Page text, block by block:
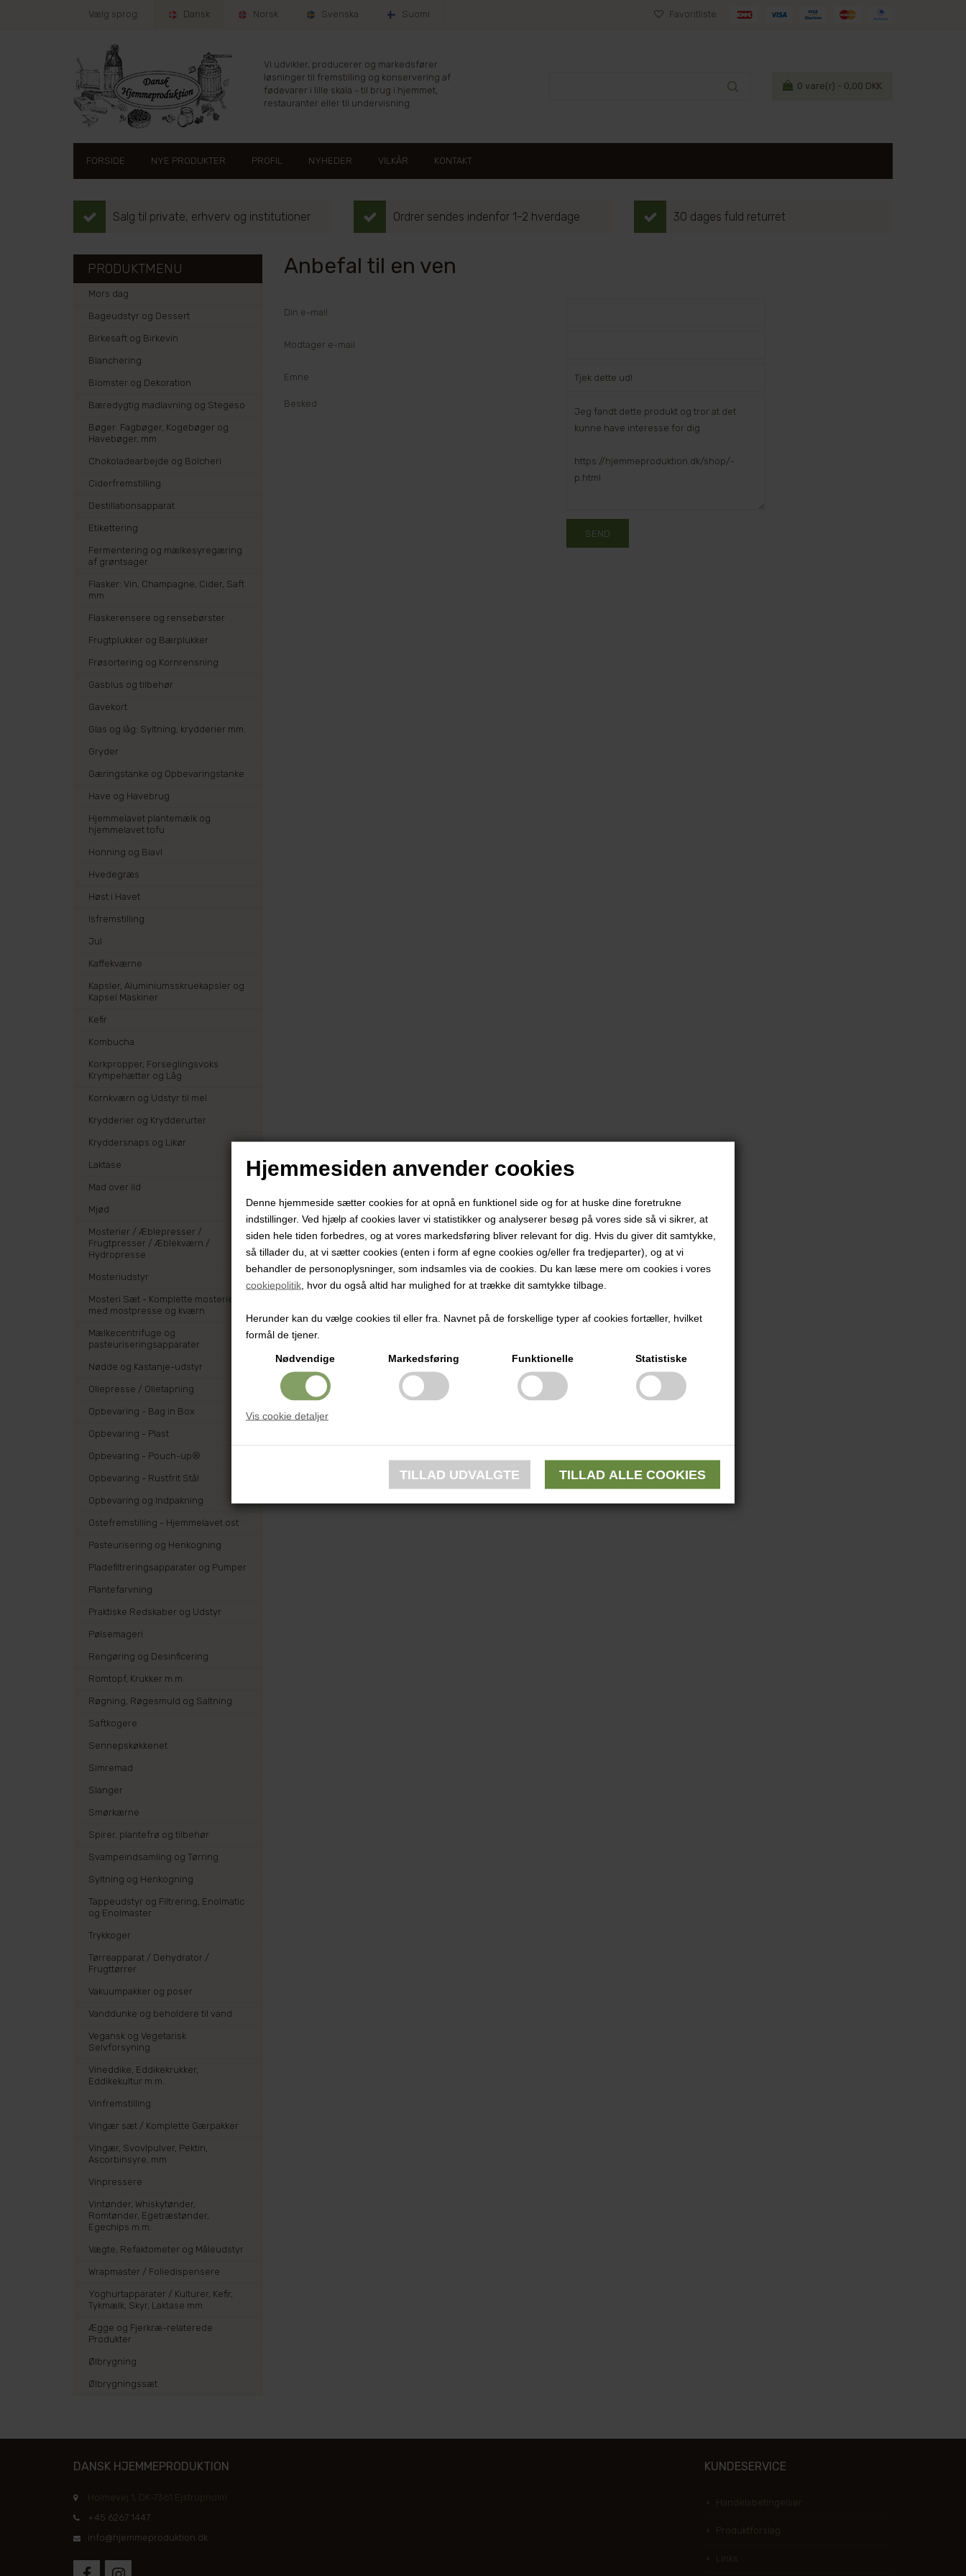
Hjemmesiden anvender cookies
Denne hjemmeside sætter cookies for at opnå en funktionel side og for at huske dine foretrukne
indstillinger. Ved hjælp af cookies laver vi statistikker og analyserer besøg på vores side så vi sikrer, at
siden hele tiden forbedres, og at vores markedsføring bliver relevant for dig. Hvis du giver dit samtykke,
så tillader du, at vi sætter cookies (enten i form af egne cookies og/eller fra tredjeparter), og at vi
behandler de personoplysninger, som indsamles via de cookies. Du kan læse mere om cookies i vores
cookiepolitik , hvor du også altid har mulighed for at trække dit samtykke tilbage.
Herunder kan du vælge cookies til eller fra. Navnet på de forskellige typer af cookies fortæller, hvilket
formål de tjener.
Nødvendige Markedsføring Funktionelle Statistiske
Vis cookie detaljer
Vælg sprog: Dansk Norsk Svenska Suomi Favoritliste
Vi udvikler, producerer og markedsfører
løsninger til fremstilling og konservering af
fødevarer i lille skala - til brug i hjemmet,
restauranter eller til undervisning.
0 vare(r) - 0,00 DKK
FORSIDE NYE PRODUKTER PROFIL NYHEDER VILKÅR KONTAKT
Salg til private, erhverv og institutioner Ordrer sendes indenfor 1-2 hverdage 30 dages fuld returret
Anbefal til en ven
Din e-mail
Modtager e-mail
Emne
Besked
PRODUKTMENU
Mors dag
Bageudstyr og Dessert
Birkesaft og Birkevin
Blanchering
Blomster og Dekoration
Bæredygtig madlavning og Stegeso
Bøger: Fagbøger, Kogebøger og
Havebøger, mm
Chokoladearbejde og Bolcheri
Ciderfremstilling
Destillationsapparat
Etikettering
Fermentering og mælkesyregæring
af grøntsager
Flasker: Vin, Champagne, Cider, Saft
mm.
Flaskerensere og rensebørster
Frugtplukker og Bærplukker
Frøsortering og Kornrensning
Gasblus og tilbehør
Gavekort
Glas og låg: Syltning, krydderier mm.
Gryder
Gæringstanke og Opbevaringstanke
Have og Havebrug
Hjemmelavet plantemælk og
hjemmelavet tofu
Honning og Biavl
Hvedegræs
Høst i Havet
Isfremstilling
Jul
Kaffekværne
Kapsler, Aluminiumsskruekapsler og
Kapsel Maskiner
Kefir
Kombucha
Korkpropper, Forseglingsvoks
Krympehætter og Låg
Kornkværn og Udstyr til mel
Krydderier og Krydderurter
Kryddersnaps og Likør
Laktase
Mad over ild
Mjød
Mosterier / Æblepresser /
Frugtpresser / Æblekværn /
Hydropresse
Mosteriudstyr
Mosteri Sæt - Komplette mosterier
med mostpresse og kværn
Mælkecentrifuge og
pasteuriseringsapparater
Nødde og Kastanje-udstyr
Oliepresse / Olietapning
Opbevaring - Bag in Box
Opbevaring - Plast
Opbevaring - Pouch-up®
Opbevaring - Rustfrit Stål
Opbevaring og Indpakning
Ostefremstilling - Hjemmelavet ost
Pasteurisering og Henkogning
Pladefiltreringsapparater og Pumper
Plantefarvning
Praktiske Redskaber og Udstyr
Pølsemageri
Rengøring og Desinficering
Romtopf, Krukker m.m.
Røgning, Røgesmuld og Saltning
Saftkogere
Sennepskøkkenet
Simremad
Slanger
Smørkærne
Spirer, plantefrø og tilbehør
Svampeindsamling og Tørring
Syltning og Henkogning
Tappeudstyr og Filtrering, Enolmatic
og Enolmaster
Trykkoger
Tørreapparat / Dehydrator /
Frugttørrer
Vakuumpakker og poser
Vanddunke og beholdere til vand
Vegansk og Vegetarisk
Selvforsyning
Vineddike, Eddikekrukker,
Eddikekultur m.m.
Vinfremstilling
Vingær sæt / Komplette Gærpakker
Vingær, Svovlpulver, Pektin,
Ascorbinsyre, mm
Vinpressere
Vintønder, Whiskytønder,
Romtønder, Egetræstønder,
Egechips m.m.
Vægte, Refaktometer og Måleudstyr
Wrapmaster / Foliedispensere
Yoghurtapparater / Kulturer, Kefir,
Tykmælk, Skyr, Laktase mm
Ægge og Fjerkræ-relaterede
Produkter
Ølbrygning
Ølbrygningssæt
DANSK HJEMMEPRODUKTION
Holmevej 1, DK-7361 Ejstrupholm
+45 6267 1447
info@hjemmeproduktion.dk
KUNDESERVICE
Handelsbetingelser
Produktforslag